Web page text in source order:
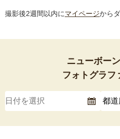
撮影後2週間以内にマイページから
ニューボー
フォトグラフ